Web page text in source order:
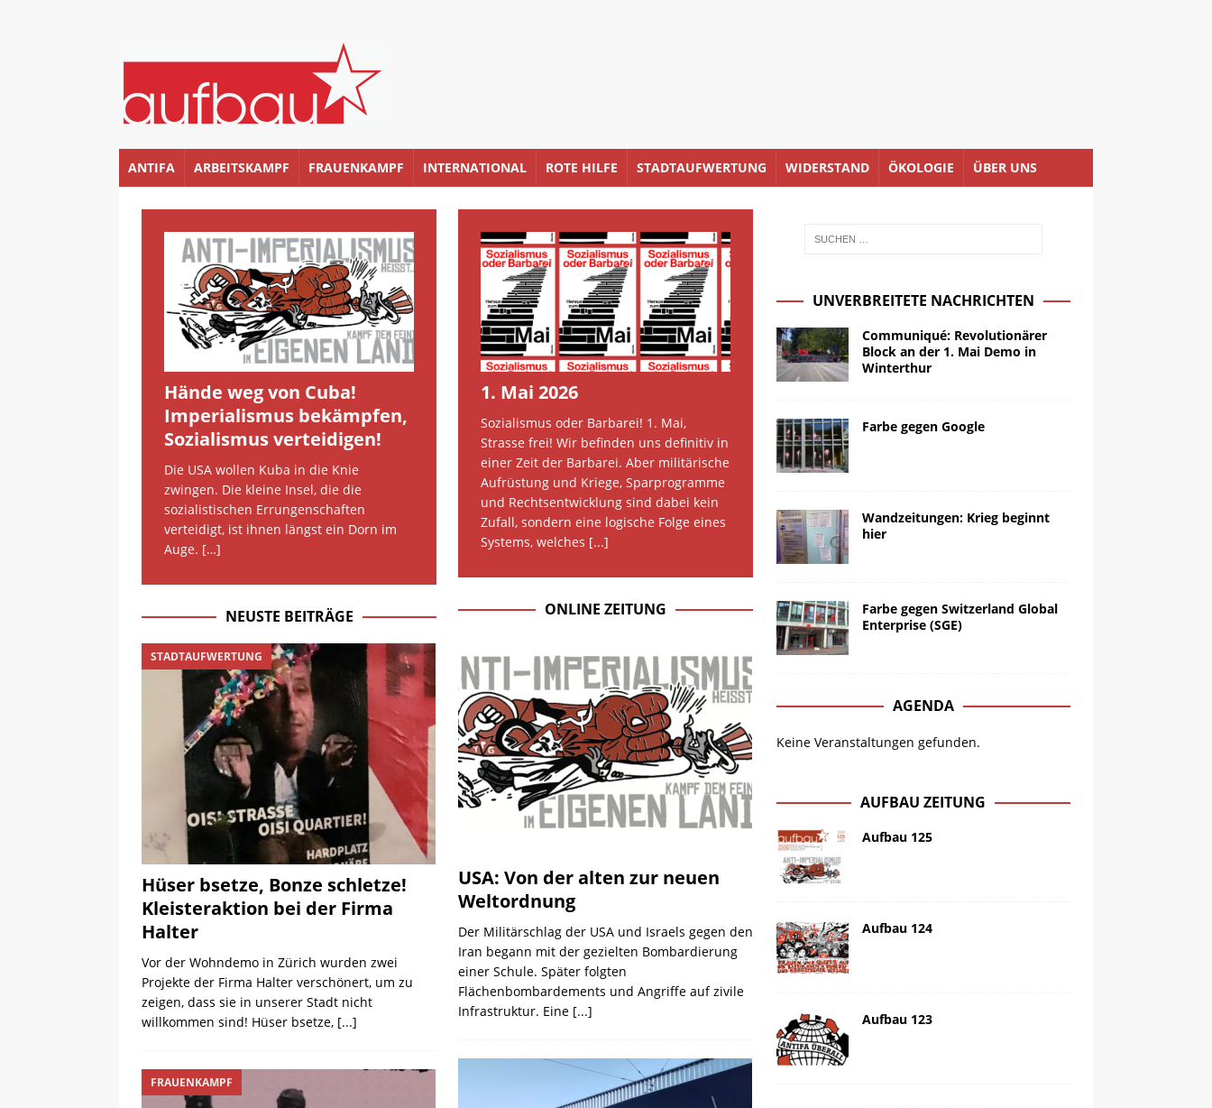
ANTIFA ARBEITSKAMPF FRAUENKAMPF INTERNATIONAL ROTE HILFE STADTAUFWERTUNG WIDERSTAND ÖKOLOGIE ÜBER UNS
Hände weg von Cuba!
Imperialismus bekämpfen,
Sozialismus verteidigen!
Die USA wollen Kuba in die Knie
zwingen. Die kleine Insel, die die
sozialistischen Errungenschaften
verteidigt, ist ihnen längst ein Dorn im
Auge. […]
NEUSTE BEITRÄGE
STADTAUFWERTUNG
Hüser bsetze, Bonze schletze!
Kleisteraktion bei der Firma
Halter
Vor der Wohndemo in Zürich wurden zwei
Projekte der Firma Halter verschönert, um zu
zeigen, dass sie in unserer Stadt nicht
willkommen sind! Hüser bsetze, [...]
FRAUENKAMPF
1. Mai 2026
Sozialismus oder Barbarei! 1. Mai,
Strasse frei! Wir befinden uns definitiv in
einer Zeit der Barbarei. Aber militärische
Aufrüstung und Kriege, Sparprogramme
und Rechtsentwicklung sind dabei kein
Zufall, sondern eine logische Folge eines
Systems, welches [...]
ONLINE ZEITUNG
USA: Von der alten zur neuen
Weltordnung
Der Militärschlag der USA und Israels gegen den
Iran begann mit der gezielten Bombardierung
einer Schule. Später folgten
Flächenbombardements und Angriffe auf zivile
Infrastruktur. Eine [...]
UNVERBREITETE NACHRICHTEN
Communiqué: Revolutionärer
Block an der 1. Mai Demo in
Winterthur
Farbe gegen Google
Wandzeitungen: Krieg beginnt
hier
Farbe gegen Switzerland Global
Enterprise (SGE)
AGENDA
Keine Veranstaltungen gefunden.
AUFBAU ZEITUNG
Aufbau 125
Aufbau 124
Aufbau 123